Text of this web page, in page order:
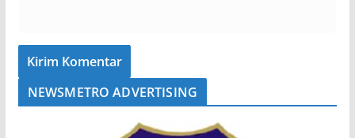
NEWSMETRO ADVERTISING